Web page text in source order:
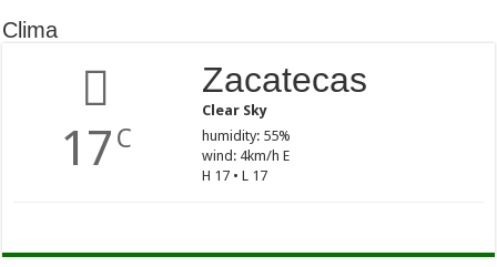
Clima
17 C
Zacatecas
Clear Sky
humidity: 55%
wind: 4km/h E
H 17 • L 17